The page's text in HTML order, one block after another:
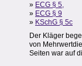
» ECG § 5,
» ECG § 9
» KSchG § 5c
Der Kläger
von
Seiten war auf